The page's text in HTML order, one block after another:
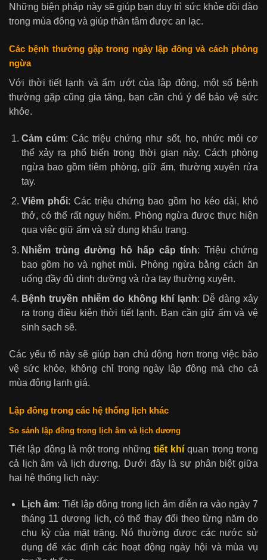
Những biện pháp này sẽ giúp bạn duy trì sức khỏe dồi dào
trong mùa đông và giúp thân tâm được an lạc.
Các bệnh thường gặp trong ngày lập đông và cách phòng
ngừa
Với thời tiết lạnh và ẩm ướt của lập đông, một số bệnh
thường gặp cũng gia tăng, bạn cần chú ý để bảo vệ sức
khỏe.
Cảm cúm: Các triệu chứng như sốt, ho, nhức mỏi cơ
thể xảy ra phổ biến trong thời gian này. Cách phòng
ngừa bao gồm tiêm phòng, giữ ấm, thường xuyên rửa
tay.
Viêm phổi: Các triệu chứng bao gồm ho kéo dài, khó
thở, có thể rất nguy hiểm. Phòng ngừa được thực hiện
qua việc giữ ấm và sử dụng khẩu trang.
Nhiễm trùng đường hô hấp cấp tính: Triệu chứng
bao gồm ho và nghẹt mũi. Phòng ngừa bằng cách ăn
uống đầy đủ dinh dưỡng và rửa tay thường xuyên.
Bệnh truyền nhiễm do không khí lạnh: Dễ dàng xảy
ra trong điều kiện thời tiết lạnh. Bạn cần giữ ấm và vệ
sinh sạch sẽ.
Các yếu tố này sẽ giúp bạn chủ động hơn trong việc bảo
vệ sức khỏe, không chỉ trong ngày lập đông mà cho cả
mùa đông lạnh giá.
Lập đông trong các hệ thống lịch khác
So sánh lập đông trong lịch âm và lịch dương
Tiết lập đông là một trong những tiết khí quan trọng trong
cả lịch âm và lịch dương. Dưới đây là sự phân biệt giữa
hai hệ thống lịch này:
Lịch âm: Tiết lập đông trong lịch âm diễn ra vào ngày 7
tháng 11 dương lịch, có thể thay đổi theo từng năm do
chu kỳ của mặt trăng. Nó thường được các nước sử
dụng để xác định các hoạt động ngày hội và mùa vụ